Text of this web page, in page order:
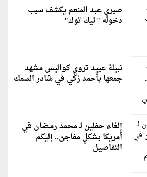
صبري عبد المنعم يكشف سبب
دخوله "تيك توك"
نبيلة عبيد تروي كواليس مشهد
جمعها بأحمد زكي في شادر السمك
إلغاء حفلين لـ محمد رمضان في
أمريكا بشكلٍ مفاجئ.. إليكم
التفاصيل